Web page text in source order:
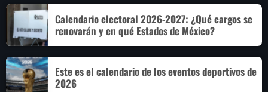
Calendario electoral 2026-2027: ¿Qué cargos se
renovarán y en qué Estados de México?
Este es el calendario de los eventos deportivos de
2026